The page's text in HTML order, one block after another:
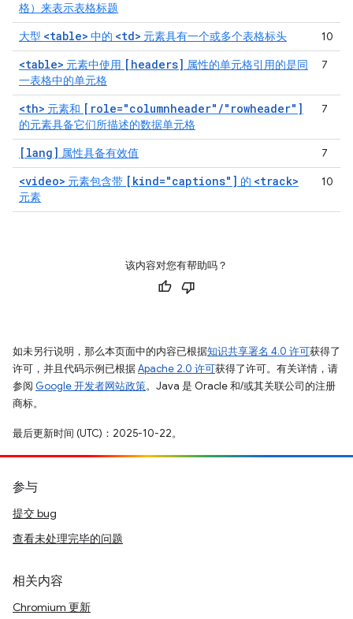
格）来表示表格标题
大型 <table> 中的 <td> 元素具有一个或多个表格标头 10
<table> 元素中使用 [headers] 属性的单元格引用的是同
一表格中的单元格
7
<th> 元素和 [role="columnheader"/"rowheader"]
的元素具备它们所描述的数据单元格
7
[lang] 属性具备有效值 7
<video> 元素包含带 [kind="captions"] 的 <track>
元素
10
该内容对您有帮助吗？
如未另行说明，那么本页面中的内容已根据知识共享署名 4.0 许可获得了
许可，并且代码示例已根据Apache 2.0 许可获得了许可。有关详情，请
参阅 Google 开发者网站政策。Java 是 Oracle 和/或其关联公司的注册
商标。
最后更新时间 (UTC)：2025-10-22。
参与
提交 bug
查看未处理完毕的问题
相关内容
Chromium 更新